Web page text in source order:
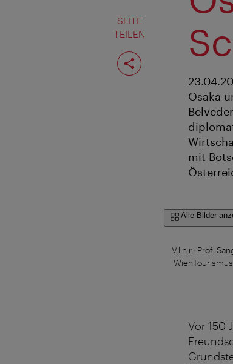
SEITE
TEILEN
Seite
teilen
Osaka
mit
Alle Bilder
V.l.n.r.: Prof.
Vor 150